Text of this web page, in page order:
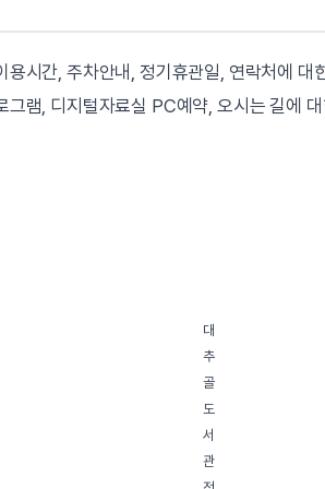
시간, 주차안내, 정기휴관일, 연락처에
램, 디지털자료실 PC예약, 오시는 길에
대
추
골
도
서
관